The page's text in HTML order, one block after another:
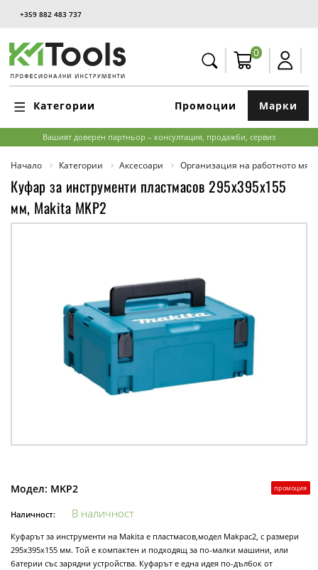
+359 882 483 737
0
Категории Марки
Промоции
Вашият доверен партньор – консултация, продажби, сервиз
Начало Категории Аксесоари Организация на работното
Куфар за инструменти пластмасов 295х395x155
мм, Makita MKP2
промоция
Модел: MKP2
Наличност: В наличност
Куфарът за инструменти на Makita е пластмасов,модел Makpac2, с размери
295х395x155 мм. Той е компактен и подходящ за по-малки машини, или
батерии със зарядни устройства. Куфарът е една идея по-дълбок от